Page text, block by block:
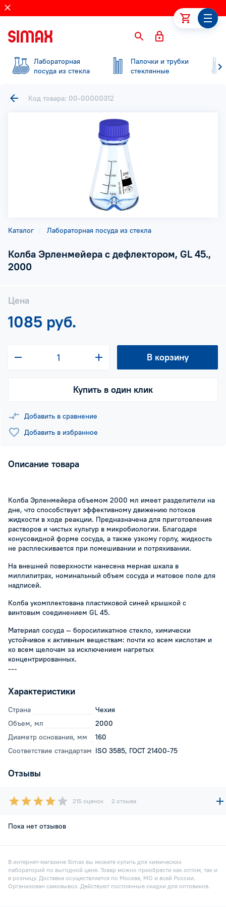
Лабораторная
посуда из стекла
Палочки и трубки
стеклянные
Каталог Лабораторная посуда из стекла
Колба Эрленмейера с дефлектором, GL 45.,
2000
Цена
1085 руб.
В корзину
Купить в один клик
Добавить в сравнение
Добавить в избранное
Описание товара
Колба Эрленмейера объемом 2000 мл имеет разделители на
дне, что способствует эффективному движению потоков
жидкости в ходе реакции. Предназначена для приготовления
растворов и чистых культур в микробиологии. Благодаря
конусовидной форме сосуда, а также узкому горлу, жидкость
не расплескивается при помешивании и потряхивании.
На внешней поверхности нанесена мерная шкала в
миллилитрах, номинальный объем сосуда и матовое поле для
надписей.
Колба укомплектована пластиковой синей крышкой с
винтовым соединением GL 45.
Материал сосуда — боросиликатное стекло, химически
устойчивое к активным веществам: почти ко всем кислотам и
ко всем щелочам за исключением нагретых
концентрированных.
---
Характеристики
Страна
Чехия
Объем, мл
2000
Диаметр основания, мм
160
Соответствие стандартам ISO 3585, ГОСТ 21400-75
Отзывы
215 оценок 2 отзыва
Пока нет отзывов
Код товара: 00-00000312
В интернет-магазине Simax вы можете купить для химических
лабораторий по выгодной цене. Товар можно приобрести как оптом, так и
в розницу. Доставка осуществляется по Москве, МО и всей России.
Организован самовывоз. Действуют постоянные скидки для оптовиков.